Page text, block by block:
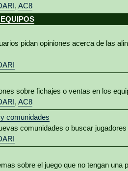
, AC8
pidan opiniones acerca de las
sobre fichajes o ventas en los
, AC8
comunidades
comunidades o buscar
sobre el juego que no tengan una